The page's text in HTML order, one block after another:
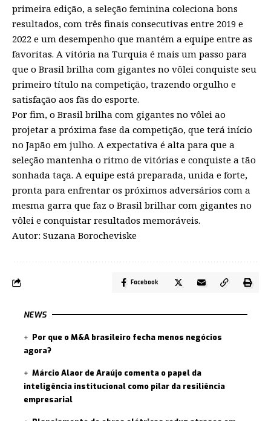
primeira edição, a seleção feminina coleciona bons
resultados, com três finais consecutivas entre 2019 e
2022 e um desempenho que mantém a equipe entre as
favoritas. A vitória na Turquia é mais um passo para
que o Brasil brilha com gigantes no vôlei conquiste seu
primeiro título na competição, trazendo orgulho e
satisfação aos fãs do esporte.
Por fim, o Brasil brilha com gigantes no vôlei ao
projetar a próxima fase da competição, que terá início
no Japão em julho. A expectativa é alta para que a
seleção mantenha o ritmo de vitórias e conquiste a tão
sonhada taça. A equipe está preparada, unida e forte,
pronta para enfrentar os próximos adversários com a
mesma garra que faz o Brasil brilhar com gigantes no
vôlei e conquistar resultados memoráveis.
Autor: Suzana Borocheviske
Facebook
NEWS
Por que o M&A brasileiro fecha menos negócios
agora?
Márcio Alaor de Araújo comenta o papel da
inteligência institucional como pilar da resiliência
empresarial